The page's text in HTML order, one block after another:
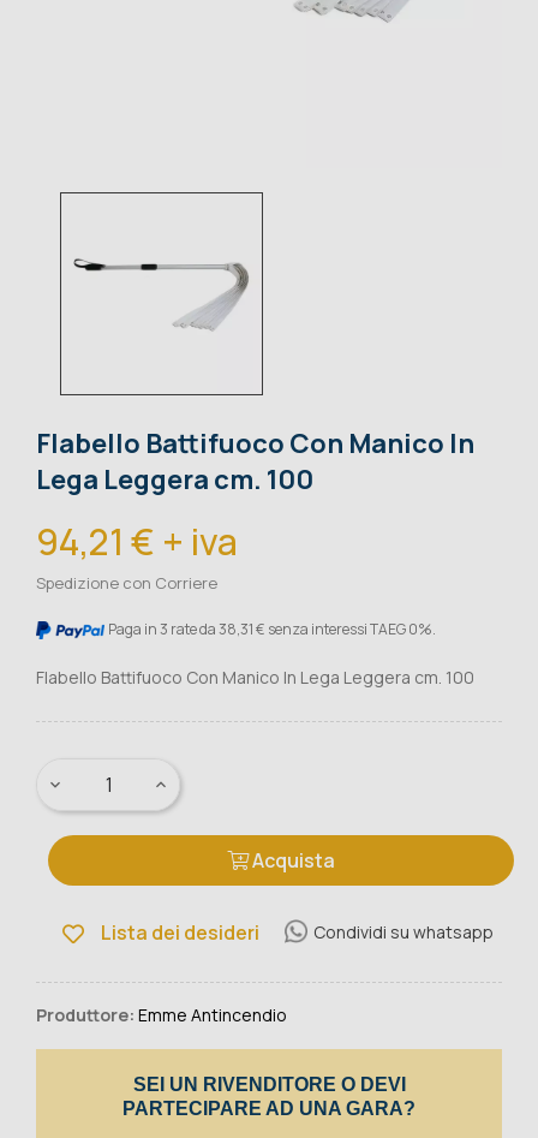
Flabello Battifuoco Con Manico In
Lega Leggera cm. 100
94,21 € + iva
Spedizione con Corriere
Paga in 3 rate da 38,31 € senza interessi TAEG 0%.
Flabello Battifuoco Con Manico In Lega Leggera cm. 100
Acquista
Lista dei desideri Condividi su whatsapp
Produttore: Emme Antincendio
SEI UN RIVENDITORE O DEVI
PARTECIPARE AD UNA GARA?